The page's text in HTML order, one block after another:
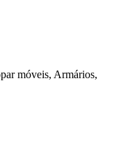
móveis, Armários,